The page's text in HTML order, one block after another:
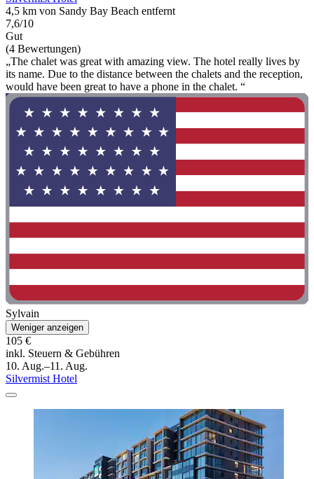
4,5 km von Sandy Bay Beach entfernt
7,6/10
Gut
(4 Bewertungen)
„The chalet was great with amazing view. The hotel really lives by
its name. Due to the distance between the chalets and the reception,
would have been great to have a phone in the chalet. “
Sylvain
Weniger anzeigen
105 €
inkl. Steuern & Gebühren
10. Aug.–11. Aug.
Silvermist Hotel